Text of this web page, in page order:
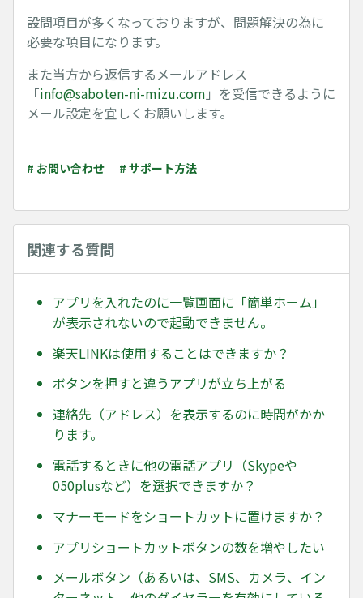
設問項目が多くなっておりますが、問題解決の為に
必要な項目になります。
また当方から返信するメールアドレス
「info@saboten-ni-mizu.com 」を受信できるように
メール設定を宜しくお願いします。
# お問い合わせ # サポート方法
関連する質問
アプリを入れたのに一覧画面に「簡単ホーム」
が表示されないので起動できません。
楽天LINKは使用することはできますか？
ボタンを押すと違うアプリが立ち上がる
連絡先（アドレス）を表示するのに時間がかか
ります。
電話するときに他の電話アプリ（Skypeや
050plusなど）を選択できますか？
マナーモードをショートカットに置けますか？
アプリショートカットボタンの数を増やしたい
メールボタン（あるいは、SMS、カメラ、イン